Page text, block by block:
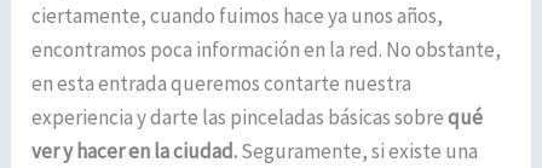
ciertamente, cuando fuimos hace ya unos años,
encontramos poca información en la red. No obstante,
en esta entrada queremos contarte nuestra
experiencia y darte las pinceladas básicas sobrequé
ver y hacer en la ciudad.Seguramente, si existe una